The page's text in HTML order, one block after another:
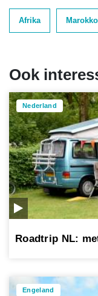
Afrika Marokko
Ook
Nederland
Roadtrip NL:
Engeland